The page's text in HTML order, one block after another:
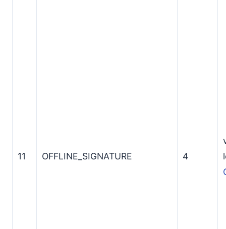
11 OFFLINE_SIGNATURE 4